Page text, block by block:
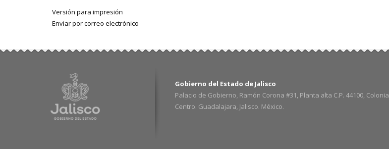
Versión para impresión
Enviar por correo electrónico
Gobierno del Estado de Jalisco
Palacio de Gobierno, Ramón Corona #31, Planta alta C.P. 44100, Colonia
Centro. Guadalajara, Jalisco. México.